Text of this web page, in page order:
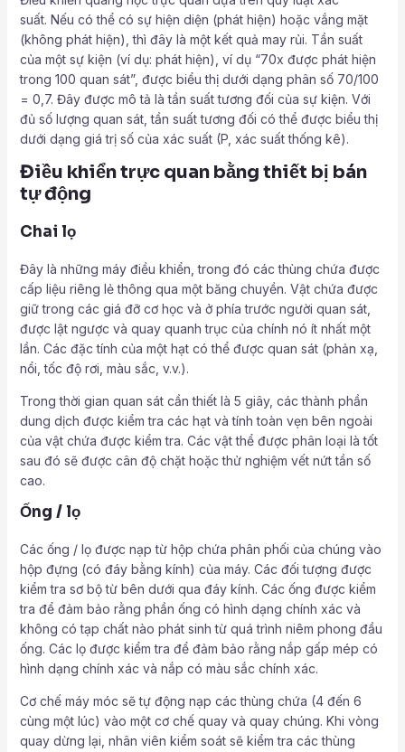
suất. Nếu có thể có sự hiện diện (phát hiện) hoặc vắng mặt
(không phát hiện), thì đây là một kết quả may rủi. Tần suất
của một sự kiện (ví dụ: phát hiện), ví dụ “70x được phát hiện
trong 100 quan sát”, được biểu thị dưới dạng phân số 70/100
= 0,7. Đây được mô tả là tần suất tương đối của sự kiện. Với
đủ số lượng quan sát, tần suất tương đối có thể được biểu thị
dưới dạng giá trị số của xác suất (P, xác suất thống kê).
Điều khiển trực quan bằng thiết bị bán
tự động
Chai lọ
Đây là những máy điều khiển, trong đó các thùng chứa được
cấp liệu riêng lẻ thông qua một băng chuyền. Vật chứa được
giữ trong các giá đỡ cơ học và ở phía trước người quan sát,
được lật ngược và quay quanh trục của chính nó ít nhất một
lần. Các đặc tính của một hạt có thể được quan sát (phản xạ,
nổi, tốc độ rơi, màu sắc, v.v.).
Trong thời gian quan sát cần thiết là 5 giây, các thành phần
dung dịch được kiểm tra các hạt và tính toàn vẹn bên ngoài
của vật chứa được kiểm tra. Các vật thể được phân loại là tốt
sau đó sẽ được cân độ chặt hoặc thử nghiệm vết nứt tần số
cao.
Ống / lọ
Các ống / lọ được nạp từ hộp chứa phân phối của chúng vào
hộp đựng (có đáy bằng kính) của máy. Các đối tượng được
kiểm tra sơ bộ từ bên dưới qua đáy kính. Các ống được kiểm
tra để đảm bảo rằng phần ống có hình dạng chính xác và
không có tạp chất nào phát sinh từ quá trình niêm phong đầu
ống. Các lọ được kiểm tra để đảm bảo rằng nắp gấp mép có
hình dạng chính xác và nắp có màu sắc chính xác.
Cơ chế máy móc sẽ tự động nạp các thùng chứa (4 đến 6
cùng một lúc) vào một cơ chế quay và quay chúng. Khi vòng
quay dừng lại, nhân viên kiểm soát sẽ kiểm tra các thùng